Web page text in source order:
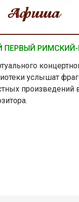
ПЕРВЫЙ РИМСКИЙ-
услышат
произведений